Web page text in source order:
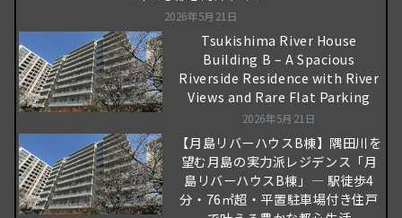
2026年5月21日
Tsukishima River House
Building B – A Spacious
Riverside Residence with River
Views and Rare Flat Parking
2026年5月21日
【月島リバーハウスB棟】隅田川を
望む月島の実力派レジデンス「月
島リバーハウスB棟」― 駅徒歩4
分・76㎡超・平置駐車場付き住戸